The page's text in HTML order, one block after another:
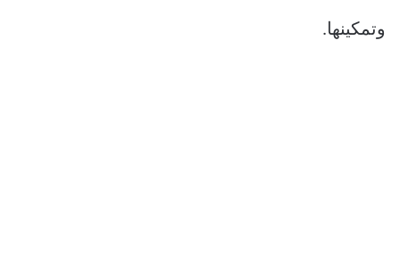
وتمكينها.